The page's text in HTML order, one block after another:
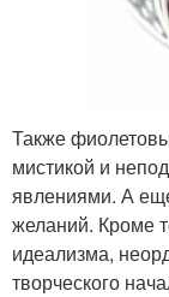
Также
мистикой и
явлениями. А
желаний. Кроме
идеализма,
творческого